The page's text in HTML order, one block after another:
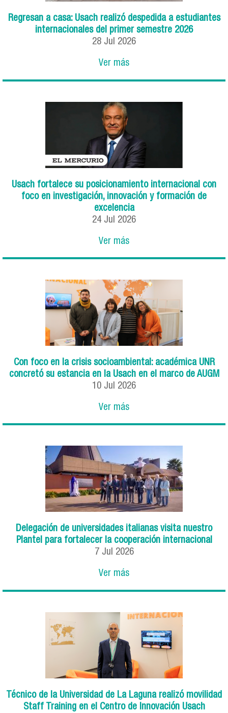
Regresan a casa: Usach realizó despedida a estudiantes
internacionales del primer semestre 2026
28 Jul 2026
Ver más
Usach fortalece su posicionamiento internacional con
foco en investigación, innovación y formación de
excelencia
24 Jul 2026
Ver más
Con foco en la crisis socioambiental: académica UNR
concretó su estancia en la Usach en el marco de AUGM
10 Jul 2026
Ver más
Delegación de universidades italianas visita nuestro
Plantel para fortalecer la cooperación internacional
7 Jul 2026
Ver más
Técnico de la Universidad de La Laguna realizó movilidad
Staff Training en el Centro de Innovación Usach